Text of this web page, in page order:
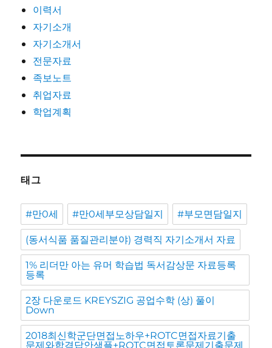
이력서
자기소개
자기소개서
전문자료
족보노트
취업자료
학업계획
태그
#만0세 #만0세부모상담일지 #부모면담일지
(동서식품 품질관리분야) 경력직 자기소개서 자료
1% 리더만 아는 유머 학습법 독서감상문 자료등록
등록
2장 다운로드 KREYSZIG 공업수학 (상) 풀이
Down
2018최신학군단면접노하우+ROTC면접자료기출
문제와합격답안샘플+ROTC면접토론문제기출문제